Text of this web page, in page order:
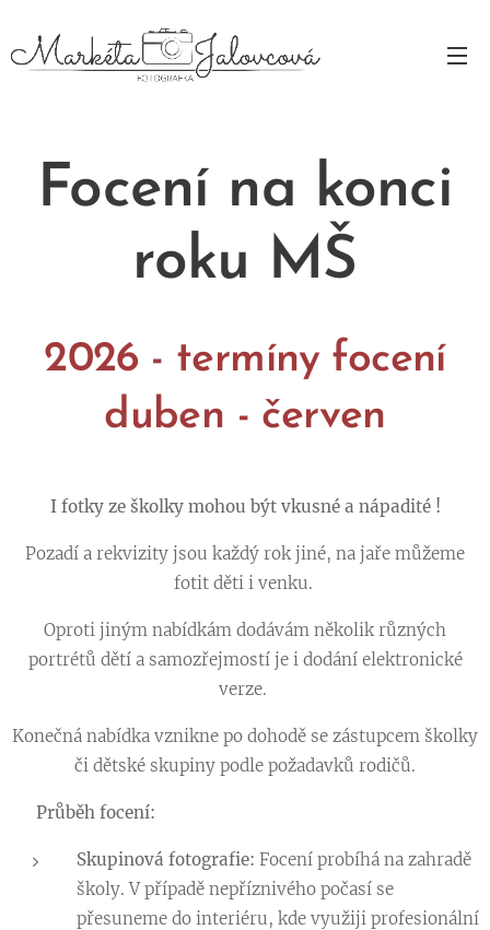
Focení na konci
roku MŠ
2026 - termíny focení
duben - červen
I fotky ze školky mohou být vkusné a nápadité !
Pozadí a rekvizity jsou každý rok jiné, na jaře můžeme
fotit děti i venku.
Oproti jiným nabídkám dodávám několik různých
portrétů dětí a samozřejmostí je i dodání elektronické
verze.
Konečná nabídka vznikne po dohodě se zástupcem školky
či dětské skupiny podle požadavků rodičů.
Průběh focení:
Skupinová fotografie: Focení probíhá na zahradě
školy. V případě nepříznivého počasí se
přesuneme do interiéru, kde využiji profesionální